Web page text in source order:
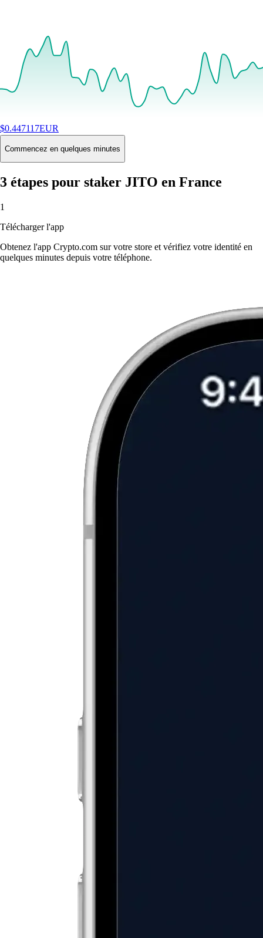
$0.447117EUR
+2.30%24H
Buy
Commencez en quelques minutes
3 étapes pour staker JITO en France
1
Télécharger l'app
Obtenez l'app Crypto.com sur votre store et vérifiez votre identité en
quelques minutes depuis votre téléphone.